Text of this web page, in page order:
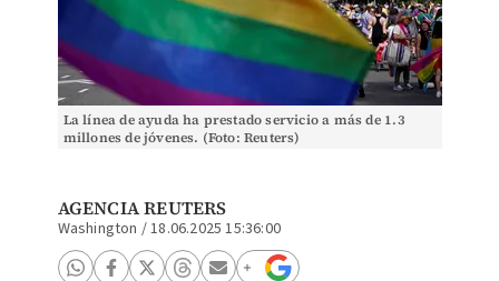
La línea de ayuda ha prestado servicio a más de 1.3
millones de jóvenes. (Foto: Reuters)
AGENCIA REUTERS
Washington /18.06.2025 15:36:00